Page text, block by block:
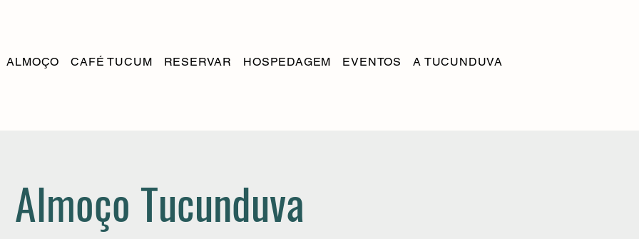
ALMOÇO CAFÉ TUCUM RESERVAR HOSPEDAGEM EVENTOS A TUCUNDUVA
Almoço Tucunduva